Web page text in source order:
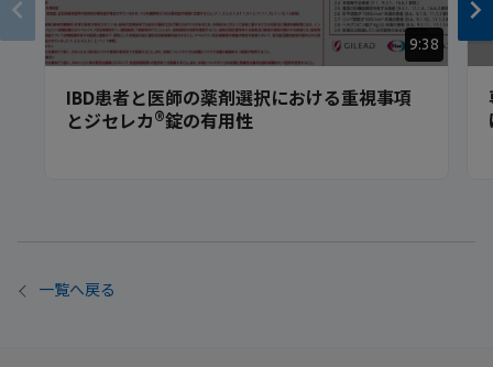
9:38
IBD患者と医師の薬剤選択における重視事項
とジセレカ ®錠の有用性
一覧へ戻る